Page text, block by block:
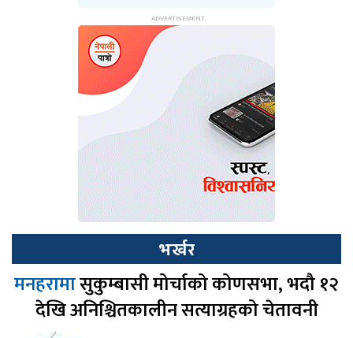
भर्खर
मनहरामासुकुम्बासी मोर्चाको कोणसभा, भदौ १२
देखि अनिश्चितकालीन सत्याग्रहको चेतावनी